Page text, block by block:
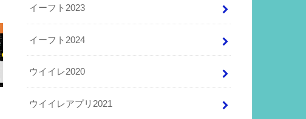
イーフト2023
イーフト2024
ウイイレ2020
ウイイレアプリ2021